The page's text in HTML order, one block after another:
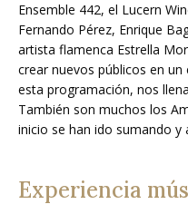
Ensemble 442, el Lucern
Fernando Pérez, Enrique
artista flamenca Estrella
crear nuevos públicos en
esta programación, nos
También son muchos los
inicio se han ido sumando y
Experiencia